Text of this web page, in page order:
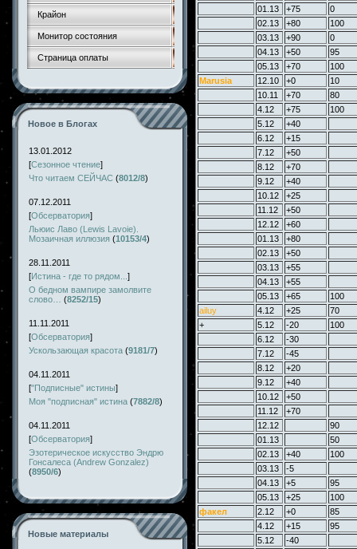
Крайон
Монитор состояния
Страница оплаты
Новое в Блогах
13.01.2012
[Сезонное чтение]
Что читаем СЕЙЧАС (8012/8)
07.12.2011
[Обсерватория]
Льюис Лаво (Lewis Lavoie).
Мозаичная иллюзия (10153/4)
28.11.2011
[Истина - где то рядом... ]
О бедном вампире замолвите
слово…
(8252/15)
11.11.2011
[Обсерватория]
Ускользающая красота (9181/7)
04.11.2011
["Подписные" истины]
Моя "подписная" истина (7882/8)
04.11.2011
[Обсерватория]
Эзотерическое искусство Эндрю
Гонсалеса (Andrew Gonzalez)
(8950/6)
Новые материалы
01.13
+75
0
02.13
+80
100
03.13
+90
0
04.13
+50
95
05.13
+70
100
Marusia
12.10 +0
10
10.11
+70
80
4.12
+75
100
5.12
+40
6.12
+15
7.12
+50
8.12
+70
9.12
+40
10.12
+25
11.12
+50
12.12
+60
01.13
+80
02.13
+50
03.13
+55
04.13
+55
05.13
+65
100
ailuy
4.12 +25
70
+
5.12 -20
100
6.12
-30
7.12
-45
8.12
+20
9.12
+40
10.12
+50
11.12
+70
12.12
90
01.13
50
02.13
+40
100
03.13
-5
04.13
+5
95
05.13
+25
100
факел
2.12 +0
85
4.12
+15
95
5.12
-40